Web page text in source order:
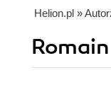
Helion.pl »